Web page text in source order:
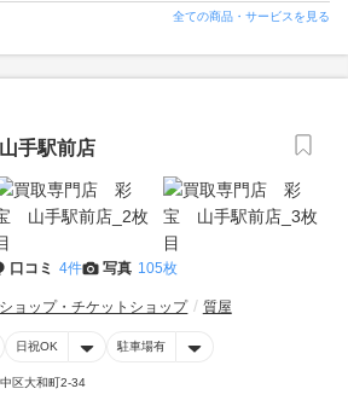
全ての商品・サービスを見る
手駅前店
口コミ 4件 写真 105枚
ョップ・チケットショップ 質屋
日祝OK 駐車場有
区大和町2-34